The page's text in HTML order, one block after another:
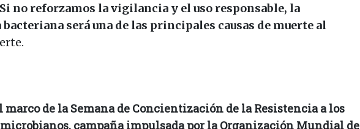
no reforzamos la vigilancia y el uso responsable, la
será una de las principales causas de muerte al
marco de la Semana de Concientización de la Resistencia a los
campaña impulsada por la Organización Mundial de